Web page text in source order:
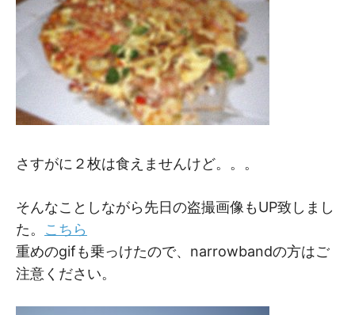
さすがに２枚は食えませんけど。。。
そんなことしながら先日の盗撮画像もUP致しまし
た。 こちら
重めのgifも乗っけたので、narrowbandの方はご
注意ください。